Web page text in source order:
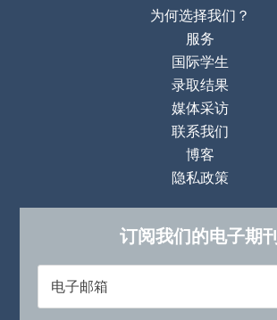
为何选择我们？
服务
国际学生
录取结果
媒体采访
联系我们
博客
隐私政策
订阅我们的电子期刊